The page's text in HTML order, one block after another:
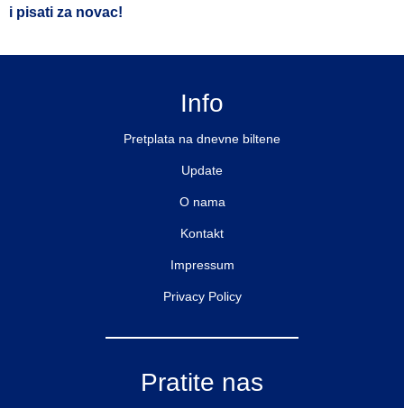
i pisati za novac!
Info
Pretplata na dnevne biltene
Update
O nama
Kontakt
Impressum
Privacy Policy
Pratite nas